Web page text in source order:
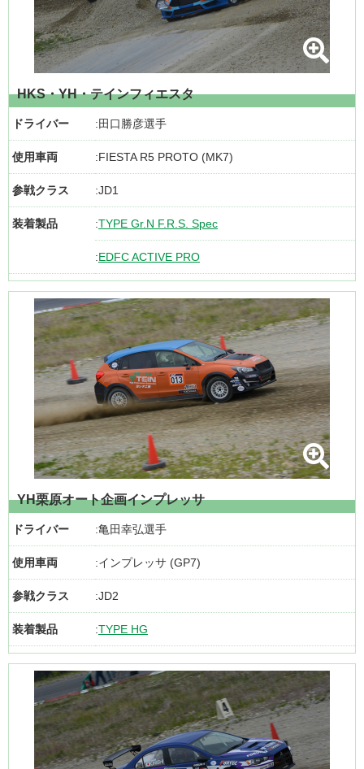
HKS・YH・テインフィエスタ
ドライバー 田口勝彦選手
使用車両 FIESTA R5 PROTO (MK7)
参戦クラス JD1
装着製品 TYPE Gr.N F.R.S. Spec
EDFC ACTIVE PRO
YH栗原オート企画インプレッサ
ドライバー 亀田幸弘選手
使用車両 インプレッサ (GP7)
参戦クラス JD2
装着製品 TYPE HG